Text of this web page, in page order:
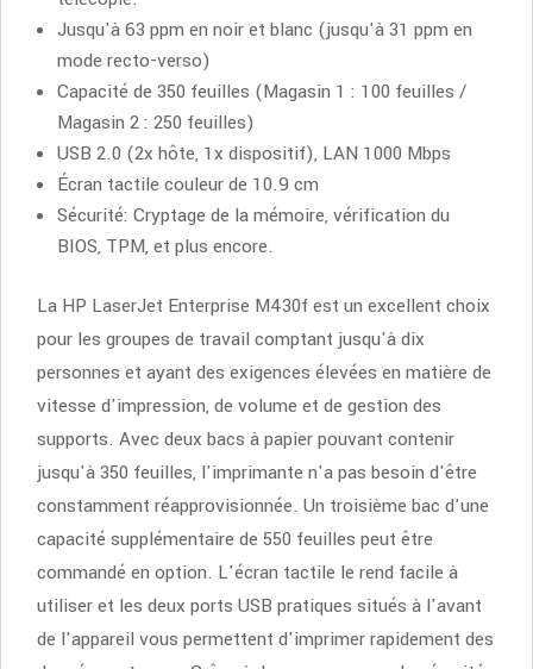
Jusqu'à 63 ppm en noir et blanc (jusqu'à 31 ppm en
mode recto-verso)
Capacité de 350 feuilles (Magasin 1 : 100 feuilles /
Magasin 2 : 250 feuilles)
USB 2.0 (2x hôte, 1x dispositif), LAN 1000 Mbps
Écran tactile couleur de 10.9 cm
Sécurité: Cryptage de la mémoire, vérification du
BIOS, TPM, et plus encore.
La HP LaserJet Enterprise M430f est un excellent choix
pour les groupes de travail comptant jusqu'à dix
personnes et ayant des exigences élevées en matière de
vitesse d'impression, de volume et de gestion des
supports. Avec deux bacs à papier pouvant contenir
jusqu'à 350 feuilles, l'imprimante n'a pas besoin d'être
constamment réapprovisionnée. Un troisième bac d'une
capacité supplémentaire de 550 feuilles peut être
commandé en option. L'écran tactile le rend facile à
utiliser et les deux ports USB pratiques situés à l'avant
de l'appareil vous permettent d'imprimer rapidement des